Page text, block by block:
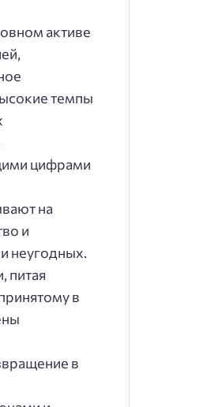
активе
темпы
цифрами
на
и
неугодных.
питая
в
в